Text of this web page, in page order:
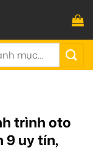
trình oto
9 uy tín,